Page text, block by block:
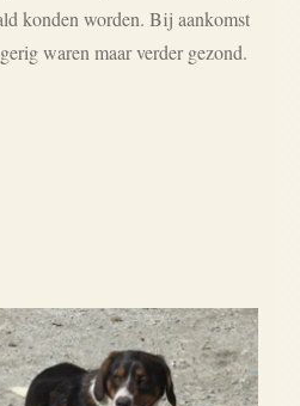
konden worden. Bij aankomst
waren maar verder gezond.